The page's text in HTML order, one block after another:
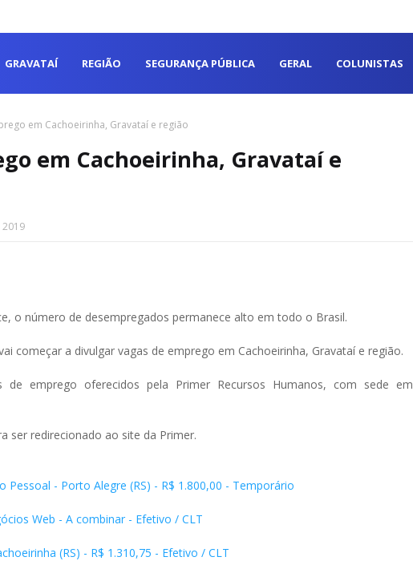
GRAVATAÍ REGIÃO SEGURANÇA PÚBLICA GERAL COLUNISTAS
em Cachoeirinha, Gravataí e região
em Cachoeirinha, Gravataí e
o número de desempregados permanece alto em todo o Brasil.
começar a divulgar vagas de emprego em Cachoeirinha, Gravataí e região.
de emprego oferecidos pela Primer Recursos Humanos, com sede em
ser redirecionado ao site da Primer.
Pessoal - Porto Alegre (RS) - R$ 1.800,00 - Temporário
Web - A combinar - Efetivo / CLT
(RS) - R$ 1.310,75 - Efetivo / CLT